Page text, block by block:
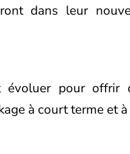
dans leur
évoluer pour offrir
à court terme et